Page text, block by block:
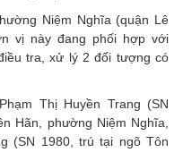
Niệm Nghĩa (quận Lê
vị này đang phối hợp với
tra, xử lý 2 đối tượng có
Thị Huyền Trang (SN
Hãn, phường Niệm Nghĩa,
(SN 1980, trú tại ngõ Tôn